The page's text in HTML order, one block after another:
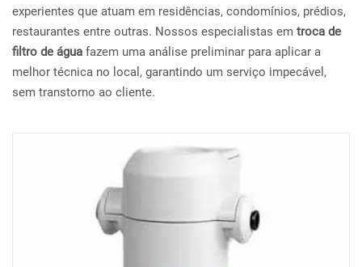
experientes que atuam em residências, condomínios, prédios,
restaurantes entre outras. Nossos especialistas em troca de
filtro de água fazem uma análise preliminar para aplicar a
melhor técnica no local, garantindo um serviço impecável,
sem transtorno ao cliente.